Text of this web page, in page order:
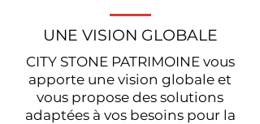
UNE VISION GLOBALE
CITY STONE PATRIMOINE vous
apporte une vision globale et
vous propose des solutions
adaptées à vos besoins pour la